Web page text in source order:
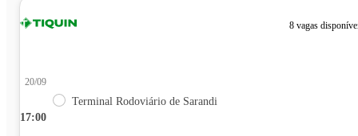
8 vagas
17:00
20/09
Terminal Rodoviário de Sarandi